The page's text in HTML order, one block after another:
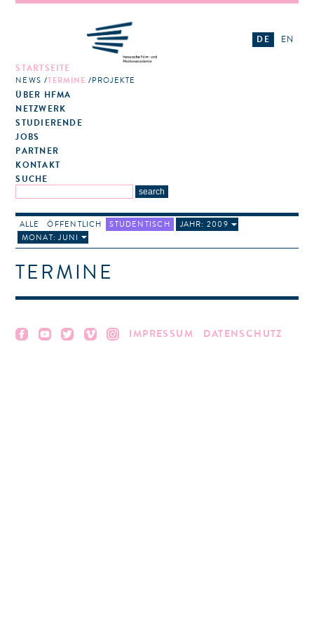
STARTSEITE
NEWS TERMINE PROJEKTE
ÜBER HFMA
NETZWERK
STUDIERENDE
JOBS
PARTNER
KONTAKT
SUCHE
DE EN
ALLE ÖFFENTLICH STUDENTISCH
JAHR: 2009
MONAT: JUNI
TERMINE
IMPRESSUM DATENSCHUTZ